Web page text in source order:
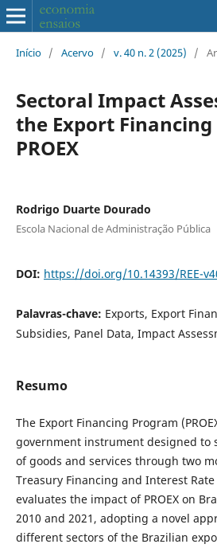
Início / Acervo / v. 40 n. 2 (2025) /
Sectoral Impact
the Export
PROEX
Rodrigo Duarte Dourado
Escola Nacional de Administração Pública
DOI: https://doi.org/10.14393/REE-
Palavras-chave: Exports, Export
Subsidies, Panel Data, Impact
Resumo
The Export Financing Program
government instrument designed to
of goods and services through two
Treasury Financing and Interest
evaluates the impact of PROEX on
2010 and 2021, adopting a novel
different sectors of the Brazilian